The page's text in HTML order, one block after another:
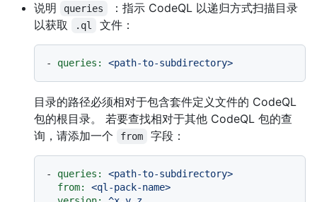
说明
queries
：指示 CodeQL 以递归方式扫描目录
以获取
.ql 文件：
- queries: <path-to-subdirectory>
目录的路径必须相对于包含套件定义文件的 CodeQL
包的根目录。 若要查找相对于其他 CodeQL 包的查
询，请添加一个
from 字段：
- queries:
<path-to-subdirectory>
from:
<ql-pack-name>